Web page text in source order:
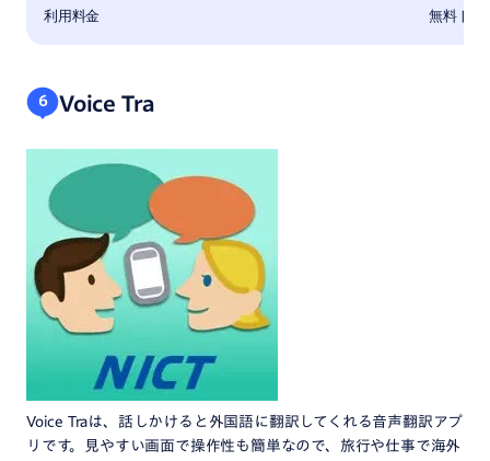
利用料金 無料トラ
6 Voice Tra
Voice Traは、話しかけると外国語に翻訳してくれる音声翻訳アプ
リです。見やすい画面で操作性も簡単なので、旅行や仕事で海外